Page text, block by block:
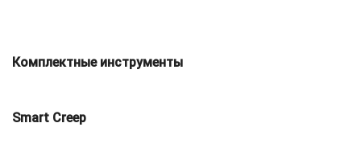
Комплектные инструменты
Smart Creep